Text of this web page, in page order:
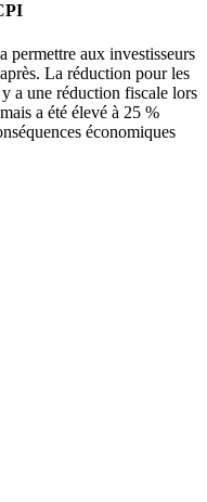
permettre aux investisseurs
La réduction pour les
a une réduction fiscale lors
a été élevé à 25 %
économiques